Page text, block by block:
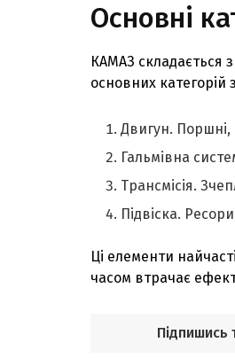
Основні
КАМАЗ складається
основних категорій
Двигун. Поршні,
Гальмівна
Трансмісія.
Підвіска.
Ці елементи
часом втрачає
Підпишись